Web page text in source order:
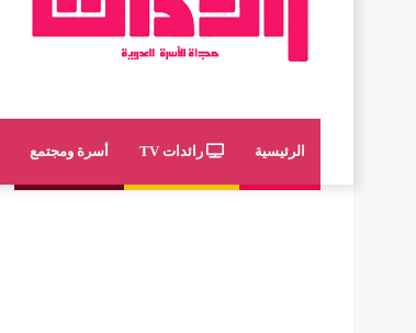
الرئيسية رائدات TV أسرة ومجتمع